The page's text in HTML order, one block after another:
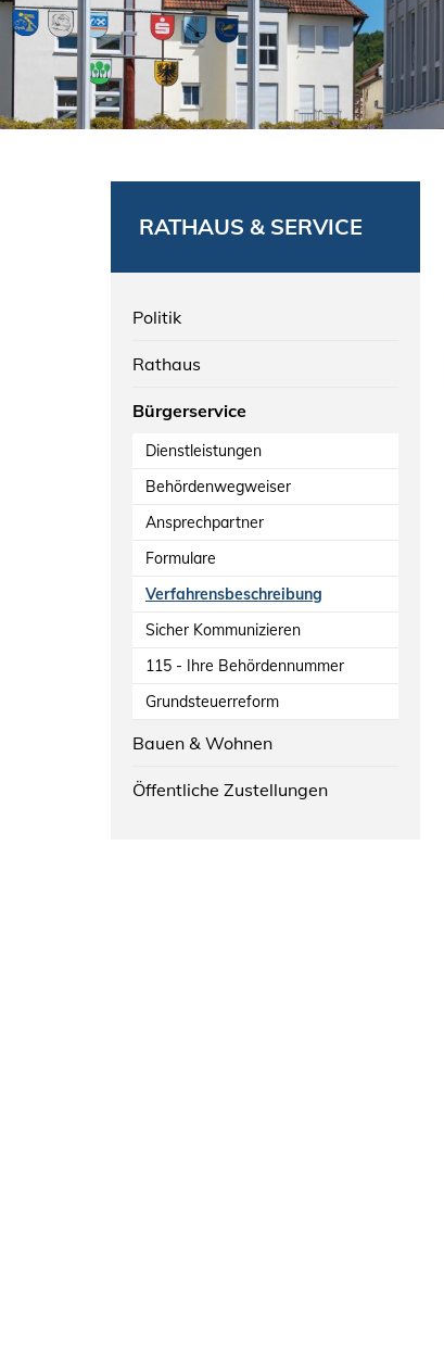
RATHAUS & SERVICE
Politik
Rathaus
Bürgerservice
Dienstleistungen
Behördenwegweiser
Ansprechpartner
Formulare
Verfahrensbeschreibung
Sicher Kommunizieren
115 - Ihre Behördennummer
Grundsteuerreform
Bauen & Wohnen
Öffentliche Zustellungen